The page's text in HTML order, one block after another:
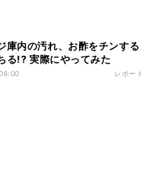
庫内の汚れ、お酢をチンする
る!? 実際にやってみた
レポート